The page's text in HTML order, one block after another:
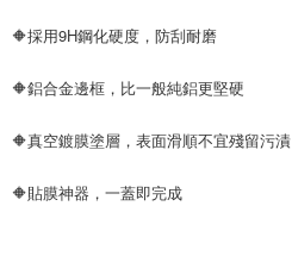
🔶採用9H鋼化硬度，防刮耐磨
🔶鋁合金邊框，比一般純鋁更堅硬
🔶真空鍍膜塗層，表面滑順不宜殘留污漬
🔶貼膜神器，一蓋即完成